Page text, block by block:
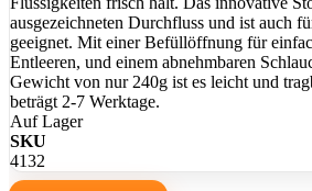
ausgezeichneten Durchfluss und ist auch
geeignet. Mit einer Befüllöffnung für
Entleeren, und einem abnehmbaren
Gewicht von nur 240g ist es leicht und
beträgt 2-7 Werktage.
Auf Lager
SKU
4132